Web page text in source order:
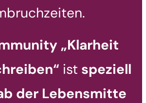
„Klarheit
ist speziell
der Lebensmitte